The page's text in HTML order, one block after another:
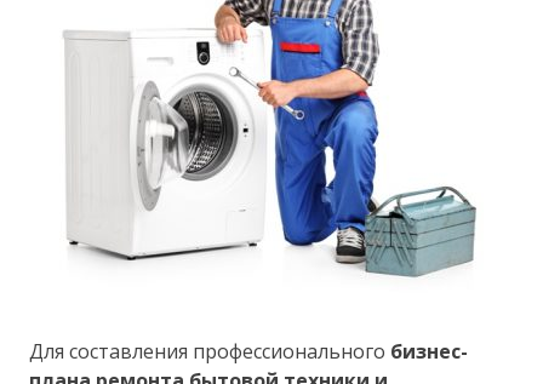
Для составления профессионального бизнес-